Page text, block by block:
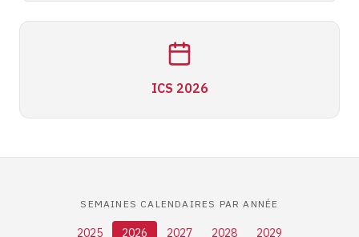
ICS 2026
SEMAINES CALENDAIRES PAR ANNÉE
2025 2026 2027 2028 2029